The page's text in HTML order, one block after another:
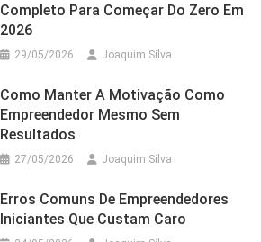
Completo Para Começar Do Zero Em
2026
29/05/2026 Joaquim Silva
Como Manter A Motivação Como
Empreendedor Mesmo Sem
Resultados
27/05/2026 Joaquim Silva
Erros Comuns De Empreendedores
Iniciantes Que Custam Caro